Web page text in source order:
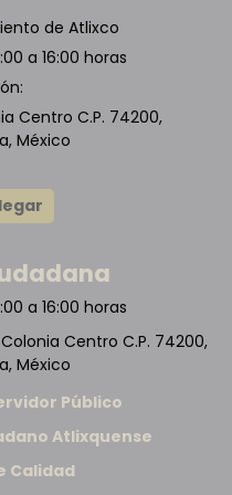
de Atlixco
a 16:00 horas
Centro C.P. 74200,
México
a 16:00 horas
Centro C.P. 74200,
México
Público
Atlixquense
Calidad
en todo
las personas,
medio
2027
historia y